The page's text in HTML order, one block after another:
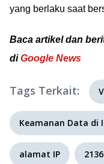
yang berlaku saat
Baca artikel dan
diGoogle News
Tags Terkait:
Keamanan Data di
alamat IP